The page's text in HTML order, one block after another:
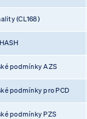
(CL168)
podmínky AZS
podmínky pro PCD
podmínky PZS